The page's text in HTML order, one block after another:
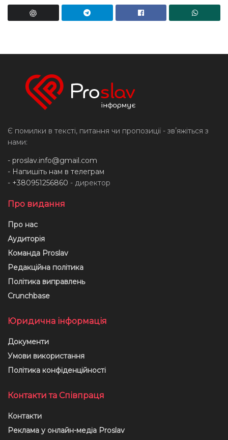
Є помилки в тексті, питання чи пропозиції - звʼяжіться з
нами:
- proslav.info@gmail.com
- Напишіть нам в телеграм
- +380951256860 - директор
Про видання
Про нас
Аудиторія
Команда Proslav
Редакційна політика
Політика виправлень
Crunchbase
Юридична інформація
Документи
Умови використання
Політика конфіденційності
Контакти та Співпраця
Контакти
Реклама у онлайн-медіа Proslav